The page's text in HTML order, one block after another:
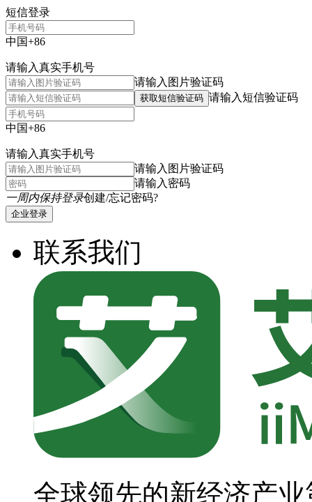
短信登录
中国+86
请输入真实手机号
请输入图片验证码
获取短信验证码 请输入短信验证码
中国+86
请输入真实手机号
请输入图片验证码
请输入密码
一周内保持登录创建/忘记密码?
企业登录
联系我们
全球领先的新经济产